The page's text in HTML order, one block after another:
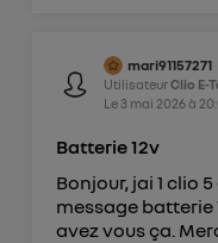
mari91157271
UtilisateurClio E-
Le 3 mai 2026à
Batterie 12v
Bonjour, jai 1 clio
message batterie
avez vous ça.